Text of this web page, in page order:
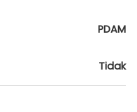
PDAM
Tidak